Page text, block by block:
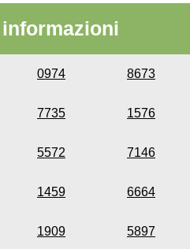
0974 8673
7735 1576
5572 7146
1459 6664
1909 5897